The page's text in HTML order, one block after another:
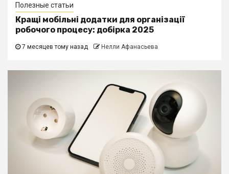
Полезные статьи
Кращі мобільні додатки для організації
робочого процесу: добірка 2025
7 месяцев тому назад Нелли Афанасьева